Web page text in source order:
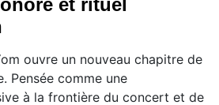
et rituel
ouvre un nouveau chapitre de
Pensée comme une
à la frontière du concert et de